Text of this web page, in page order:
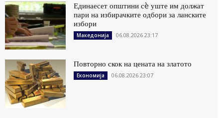
Единаесет општини сè уште им должат
пари на избирачките одбори за ланските
избори
Македонија 06.08.2026 23:17
Повторно скок на цената на златото
Економија 06.08.2026 23:07